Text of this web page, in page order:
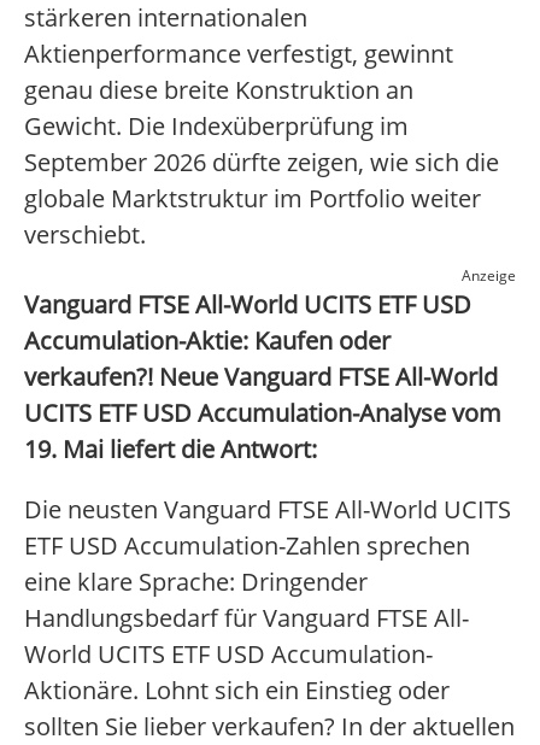
stärkeren internationalen
Aktienperformance verfestigt, gewinnt
genau diese breite Konstruktion an
Gewicht. Die Indexüberprüfung im
September 2026 dürfte zeigen, wie sich die
globale Marktstruktur im Portfolio weiter
verschiebt.
Anzeige
Vanguard FTSE All-World UCITS ETF USD
Accumulation-Aktie: Kaufen oder
verkaufen?! Neue Vanguard FTSE All-World
UCITS ETF USD Accumulation-Analyse vom
19. Mai liefert die Antwort:
Die neusten Vanguard FTSE All-World UCITS
ETF USD Accumulation-Zahlen sprechen
eine klare Sprache: Dringender
Handlungsbedarf für Vanguard FTSE All-
World UCITS ETF USD Accumulation-
Aktionäre. Lohnt sich ein Einstieg oder
sollten Sie lieber verkaufen? In der aktuellen